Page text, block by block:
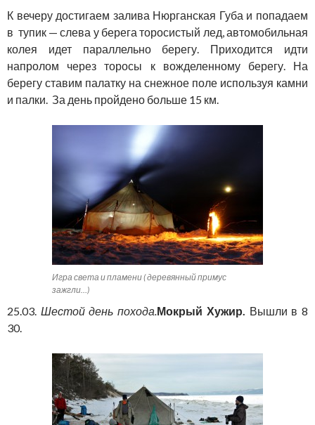
К вечеру достигаем залива Нюрганская Губа и попадаем
в тупик — слева у берега торосистый лед, автомобильная
колея идет параллельно берегу. Приходится идти
напролом через торосы к вожделенному берегу. На
берегу ставим палатку на снежное поле используя камни
и палки. За день пройдено больше 15 км.
Игра света и пламени ( деревянный примус
зажгли…)
25.03. Шестой день похода.Мокрый Хужир. Вышли в 8
30.